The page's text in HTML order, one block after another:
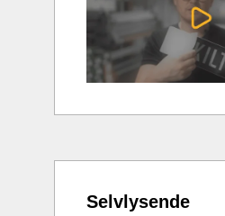
Selvlysende